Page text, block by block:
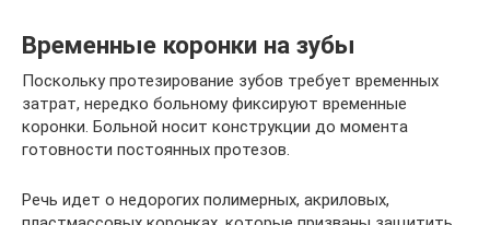
Временные коронки на зубы
Поскольку протезирование зубов требует временных
затрат, нередко больному фиксируют временные
коронки. Больной носит конструкции до момента
готовности постоянных протезов.
Речь идет о недорогих полимерных, акриловых,